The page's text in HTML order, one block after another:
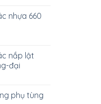
nhựa 660
nắp lật
đại
phụ tùng